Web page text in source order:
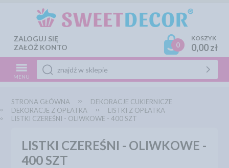
ZALOGUJ SIĘ
ZAŁÓŻ KONTO
0
KOSZYK
0,00 zł
MENU
STRONA GŁÓWNA
DEKORACJE CUKIERNICZE
DEKORACJE Z OPŁATKA
LISTKI Z OPŁATKA
LISTKI CZEREŚNI - OLIWKOWE - 400 SZT
LISTKI CZEREŚNI - OLIWKOWE -
400 SZT